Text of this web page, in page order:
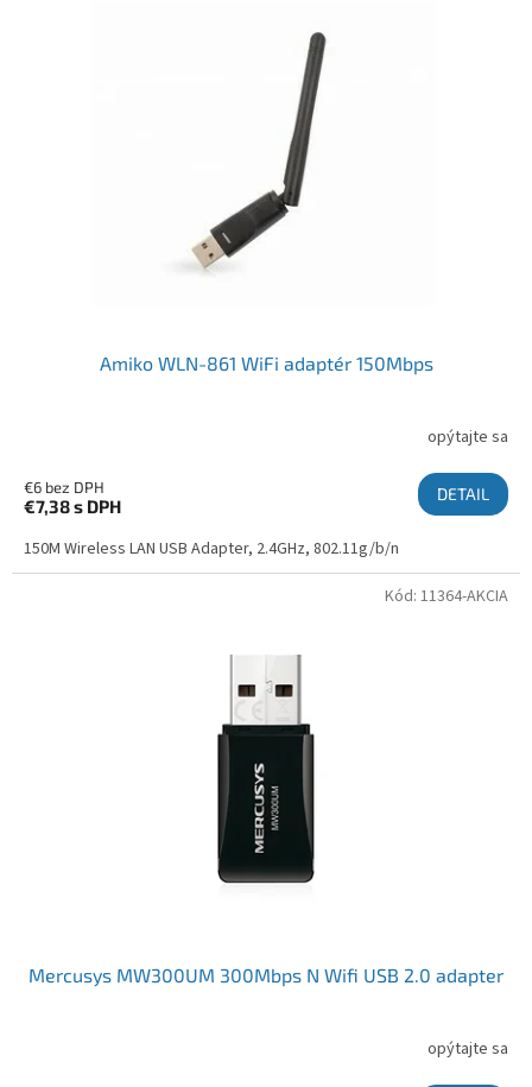
Amiko WLN-861 WiFi adaptér 150Mbps
opýtajte sa
€6 bez DPH
€7,38s DPH
DETAIL
150M Wireless LAN USB Adapter, 2.4GHz, 802.11g/b/n
Mercusys MW300UM 300Mbps N Wifi USB 2.0 adapter
opýtajte sa
Kód: 11364-AKCIA